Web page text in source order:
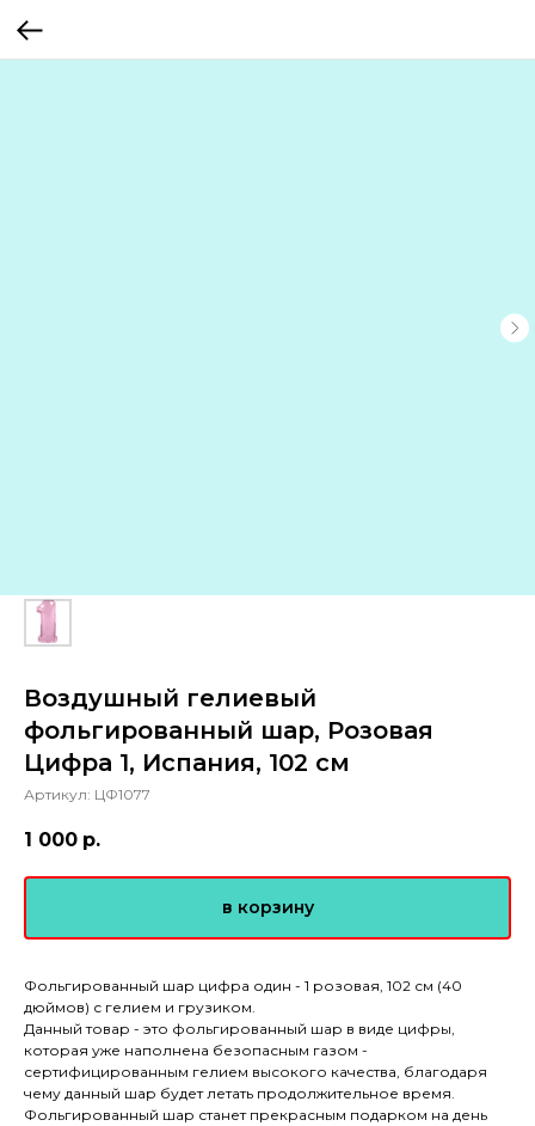
Воздушный гелиевый
фольгированный шар, Розовая
Цифра 1, Испания, 102 см
Артикул: ЦФ1077
1 000 р.
в корзину
Фольгированный шар цифра один - 1 розовая, 102 см (40
дюймов) с гелием и грузиком.
Данный товар - это фольгированный шар в виде цифры,
которая уже наполнена безопасным газом -
сертифицированным гелием высокого качества, благодаря
чему данный шар будет летать продолжительное время.
Фольгированный шар станет прекрасным подарком на день